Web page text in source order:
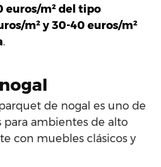
euros/m² del tipo
m² y 30-40 euros/m²
.
de nogal es uno de
para ambientes de alto
con muebles clásicos y